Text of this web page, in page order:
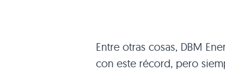
Entre otras cosas, DBM
con este récord, pero